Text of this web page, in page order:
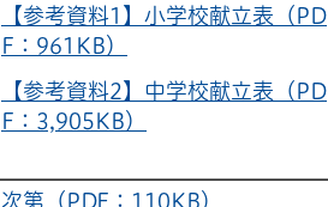
【参考資料1】小学校献立表（PD
F：961KB）
【参考資料2】中学校献立表（PD
F：3,905KB）
次第（PDF：110KB）